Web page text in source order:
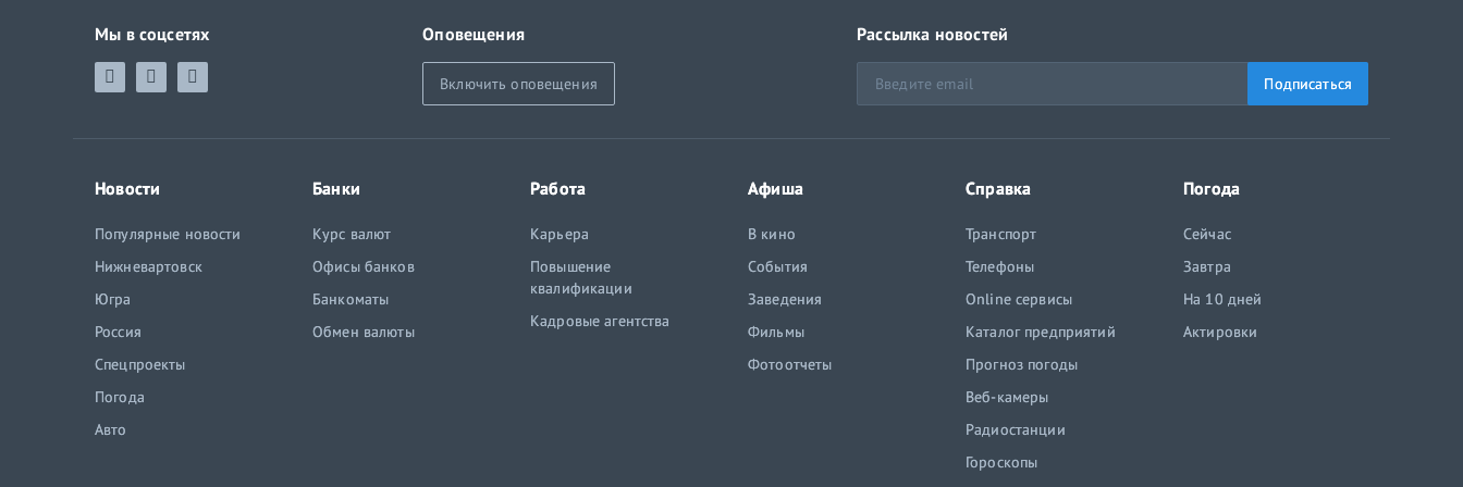
Мы в соцсетях Оповещения
Включить оповещения
Рассылка новостей
Подписаться
Новости
Популярные новости
Нижневартовск
Югра
Россия
Спецпроекты
Погода
Авто
Банки
Курс валют
Офисы банков
Банкоматы
Обмен валюты
Работа
Карьера
Повышение
квалификации
Кадровые агентства
Афиша
В кино
События
Заведения
Фильмы
Фотоотчеты
Справка
Транспорт
Телефоны
Online сервисы
Каталог предприятий
Прогноз погоды
Веб-камеры
Радиостанции
Гороскопы
Погода
Сейчас
Завтра
На 10 дней
Актировки